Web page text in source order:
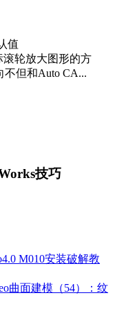
值
滚轮放大图形的方
不但和Auto CA...
技巧
M010安装破解教
曲面建模（54）：纹